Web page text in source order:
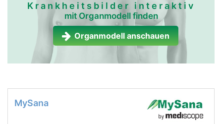
Krankheitsbilder interaktiv
mit Organmodell finden
Organmodell anschauen
MySana